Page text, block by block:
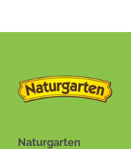
Naturgarten